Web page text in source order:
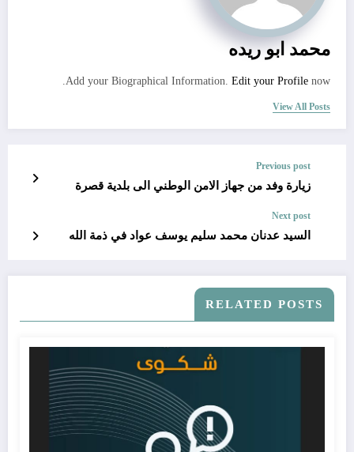
محمد ابو ريده
Add your Biographical Information. Edit your Profile now.
View All Posts
Previous post
زيارة وفد من جهاز الامن الوطني الى بلدية قصرة
Next post
السيد عدنان محمد سليم يوسف عواد في ذمة الله
RELATED POSTS